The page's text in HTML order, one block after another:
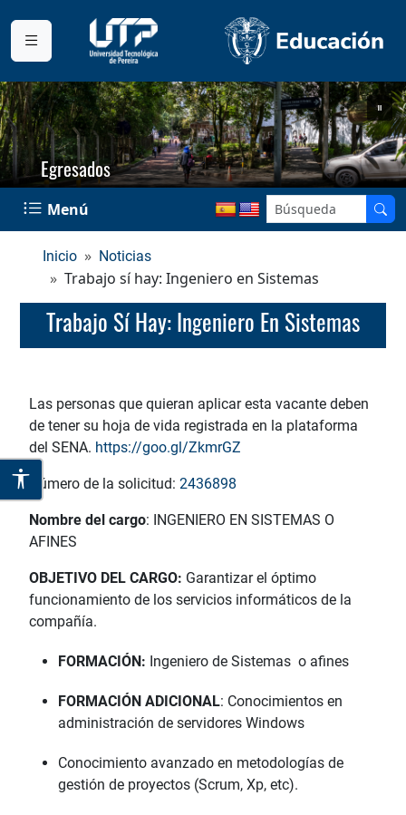
Egresados
Menú
Inicio Noticias
Trabajo sí hay: Ingeniero en Sistemas
Trabajo Sí Hay: Ingeniero En Sistemas
Las personas que quieran aplicar esta vacante deben
de tener su hoja de vida registrada en la plataforma
del SENA. https://goo.gl/ZkmrGZ
Número de la solicitud: 2436898
Nombre del cargo: INGENIERO EN SISTEMAS O
AFINES
OBJETIVO DEL CARGO: Garantizar el óptimo
funcionamiento de los servicios informáticos de la
compañía.
FORMACIÓN: Ingeniero de Sistemas o afines
FORMACIÓN ADICIONAL: Conocimientos en
administración de servidores Windows
Conocimiento avanzado en metodologías de
gestión de proyectos (Scrum, Xp, etc).